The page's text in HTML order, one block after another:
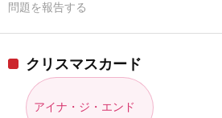
問題を報告する
クリスマスカード
アイナ・ジ・エンド